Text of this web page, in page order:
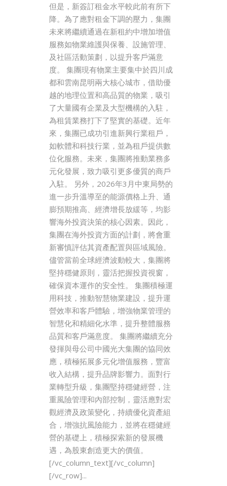
但是，新簽訂租金水平較此前有所下
降。為了應對租金下調的壓力，集團
未來將繼續通過在新租約中增加增值
服務如物業維護與保養、設施管理、
及社區活動策劃，以提升客戶滿意
度。 集團現有物業主要集中於四川成
都和雲南昆明兩大核心城市，借助優
越的地理位置和高品質的物業，吸引
了大量國有企業及大型機構的入駐，
為租賃業務打下了堅實的基礎。近年
來，集團已成功引進新興行業租戶，
如軟體和科技行業，並為租戶提供數
位化服務。未來，集團將推動業務多
元化發展，致力吸引更多優質的商戶
入駐。 另外，2026年3月中東局勢的
進一步升溫導至的能源價格上升、通
膨預期推高、經濟增長放緩等，均影
響海外投資決策的核心因素。因此，
集團在海外投資方面的計劃，將會重
新審慎評估其資產配置與區域風險。
儘管當前全球經濟波動較大，集團將
堅持穩健原則，靈活把握投資視窗，
確保資本運作的安全性。 集團積極運
用科技，推動智慧物業建設，提升運
營效率和客戶體驗，增強物業管理的
智慧化和精細化水準，提升整體服務
品質和客戶滿意度。 集團將繼續充分
發揮與母公司中國光大集團的協同效
應，積極拓展多元化增值服務，豐富
收入結構，提升品牌影響力。面對行
業轉型升級，集團堅持穩健經營，注
重風險管理和內部控制，靈活應對宏
觀經濟及政策變化，持續優化資產組
合，增強抗風險能力，並將在穩健經
營的基礎上，積極探索新的發展機
遇，為股東創造更大的價值。
[/vc_column_text][/vc_column]
[/vc_row]...